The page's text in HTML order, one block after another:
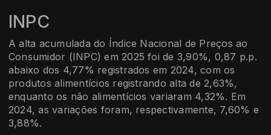
INPC
A alta acumulada do Índice Nacional de Preços ao
Consumidor (INPC) em 2025 foi de 3,90%, 0,87 p.p.
abaixo dos 4,77% registrados em 2024, com os
produtos alimentícios registrando alta de 2,63%,
enquanto os não alimentícios variaram 4,32%. Em
2024, as variações foram, respectivamente, 7,60% e
3,88%.